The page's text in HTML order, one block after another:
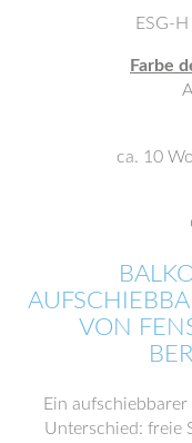
ESG-
Farbe
ca. 10
ON
Ein aufschiebbarer
Unterschied: freie